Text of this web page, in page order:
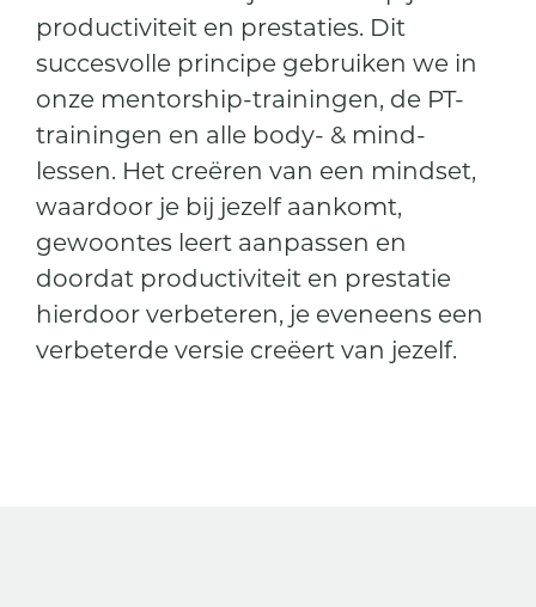
productiviteit en prestaties. Dit
succesvolle principe gebruiken we in
onze mentorship-trainingen, de PT-
trainingen en alle body- & mind-
lessen. Het creëren van een mindset,
waardoor je bij jezelf aankomt,
gewoontes leert aanpassen en
doordat productiviteit en prestatie
hierdoor verbeteren, je eveneens een
verbeterde versie creëert van jezelf.